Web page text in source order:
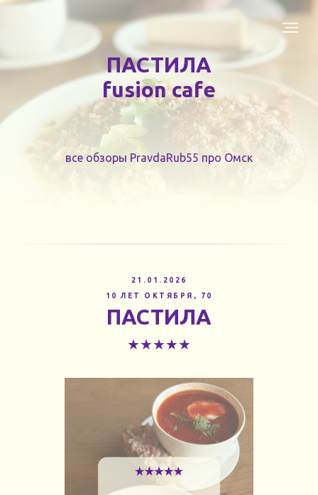
ПАСТИЛА
fusion cafe
все обзоры PravdaRub55 про Омск
21.01.2026
10 ЛЕТ ОКТЯБРЯ, 70
ПАСТИЛА
★★★★★